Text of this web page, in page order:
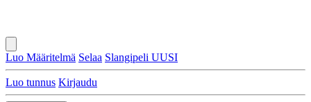
Luo Määritelmä Selaa Slangipeli UUSI
Luo tunnus Kirjaudu